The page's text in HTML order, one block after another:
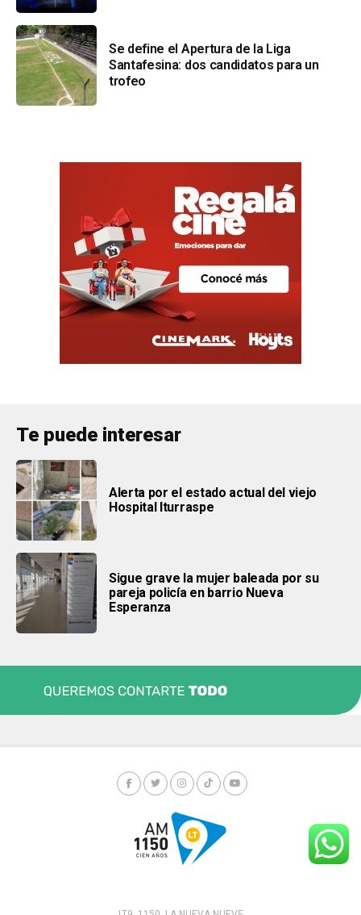
Se define el Apertura de la Liga
Santafesina: dos candidatos para un
trofeo
Te puede interesar
Alerta por el estado actual del viejo
Hospital Iturraspe
Sigue grave la mujer baleada por su
pareja policía en barrio Nueva
Esperanza